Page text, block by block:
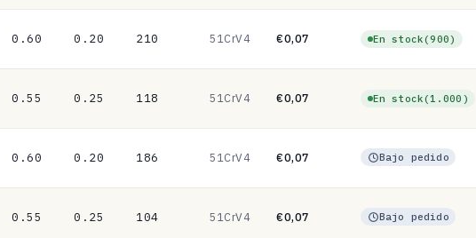
0.60 0.20 210 51CrV4 €0,07 En stock(900)
0.55 0.25 118 51CrV4 €0,07 En stock(1.000)
0.60 0.20 186 51CrV4 €0,07 Bajo pedido
0.55 0.25 104 51CrV4 €0,07 Bajo pedido